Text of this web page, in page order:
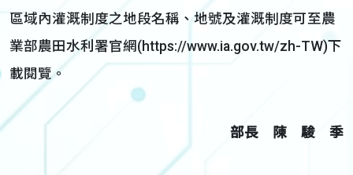
區域內灌溉制度之地段名稱、地號及灌溉制度可至農
業部農田水利署官網(https://www.ia.gov.tw/zh-TW)下
載閱覽。
部長 陳 駿 季